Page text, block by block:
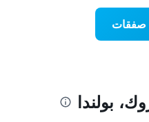
صفقات
بولندا